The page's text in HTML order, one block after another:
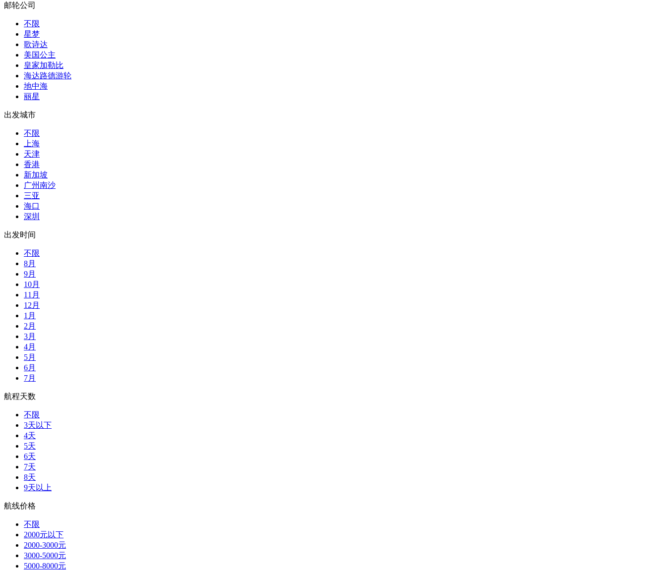
邮轮公司
不限
星梦
歌诗达
美国公主
皇家加勒比
海达路德游轮
地中海
丽星
出发城市
不限
上海
天津
香港
新加坡
广州南沙
三亚
海口
深圳
出发时间
不限
8月
9月
10月
11月
12月
1月
2月
3月
4月
5月
6月
7月
航程天数
不限
3天以下
4天
5天
6天
7天
8天
9天以上
航线价格
不限
2000元以下
2000-3000元
3000-5000元
5000-8000元